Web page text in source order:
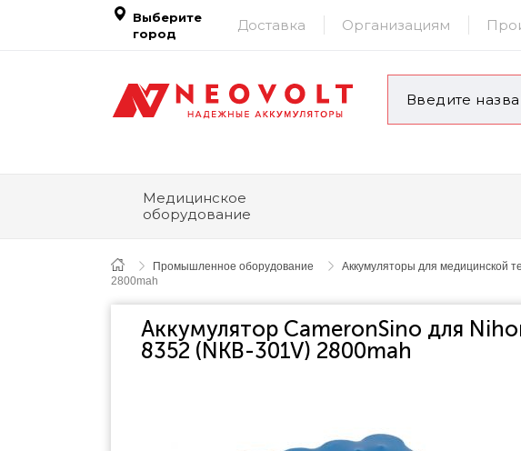
Выберите
город
Доставка Организациям
Медицинское
оборудование
Промышленное оборудование Аккумуляторы для медицинской
2800mah
Аккумулятор CameronSino для
8352 (NKB-301V) 2800mah